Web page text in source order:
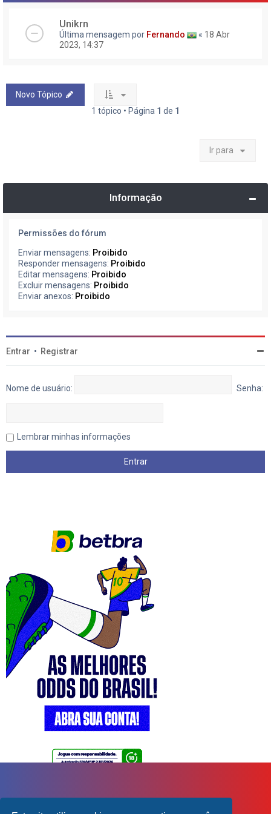
Unikrn
Última mensagem por Fernando « 18 Abr
2023, 14:37
Novo Tópico
1 tópico • Página 1 de 1
Ir para
Informação
Permissões do fórum
Enviar mensagens: Proibido
Responder mensagens: Proibido
Editar mensagens: Proibido
Excluir mensagens: Proibido
Enviar anexos: Proibido
Entrar • Registrar
Nome de usuário: Senha:
Lembrar minhas informações